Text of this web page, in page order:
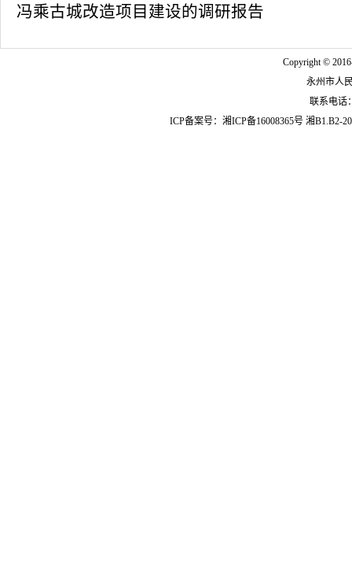
冯乘古城改造项目建设的调研报告
Copyright ©
永州市人
联系电话
ICP备案号： 湘ICP备16008365号 湘B1.B2-